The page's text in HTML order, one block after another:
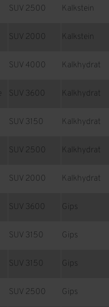
SUV 2500 Kalkstein
SUV 2000 Kalkstein
SUV 4000 Kalkhydrat
SUV 3600 Kalkhydrat
SUV 3150 Kalkhydrat
SUV 2500 Kalkhydrat
SUV 2000 Kalkhydrat
SUV 3600 Gips
SUV 3150 Gips
SUV 3150 Gips
SUV 2500 Gips